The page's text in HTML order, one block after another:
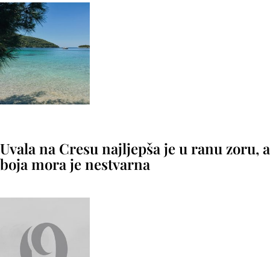
Uvala na Cresu najljepša je u ranu zoru, a
boja mora je nestvarna